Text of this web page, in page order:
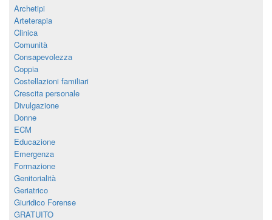
Archetipi
Arteterapia
Clinica
Comunità
Consapevolezza
Coppia
Costellazioni familiari
Crescita personale
Divulgazione
Donne
ECM
Educazione
Emergenza
Formazione
Genitorialità
Geriatrico
Giuridico Forense
GRATUITO